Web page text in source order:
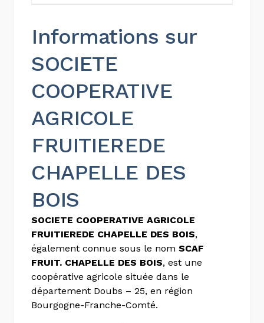
Informations sur
SOCIETE
COOPERATIVE
AGRICOLE
FRUITIEREDE
CHAPELLE DES
BOIS
SOCIETE COOPERATIVE AGRICOLE
FRUITIEREDE CHAPELLE DES BOIS,
également connue sous le nomSCAF
FRUIT. CHAPELLE DES BOIS, est une
coopérative agricole située dans le
département Doubs – 25, en région
Bourgogne-Franche-Comté.